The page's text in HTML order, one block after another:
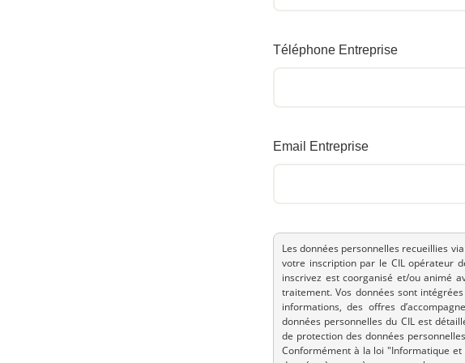
Téléphone Entreprise
Email Entreprise